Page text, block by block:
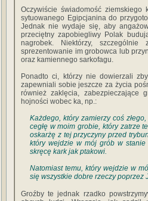
Oczywiście świadomość ziemskiego
sytuowanego Egipcjanina do
Jednak nie wydaje się, aby
przeciętny zapobiegliwy Polak
nagrobek. Niektórzy,
sprezentowanie im grobowca lub
oraz kamiennego sarkofagu.
Ponadto ci, którzy nie dowierzali
zapewniali sobie jeszcze za życia
również zaklęcia, zabezpieczające
hojności wobec ka, np.:
Każdego, który zamierzy coś
cegłę w moim grobie, który zatrze
oskarżę z tej przyczyny przed
który wejdzie w mój grób w
skręcę kark jak ptakowi.
Natomiast temu, który wejdzie w
się wszystkie dobre rzeczy poprzez
Groźby te jednak rzadko